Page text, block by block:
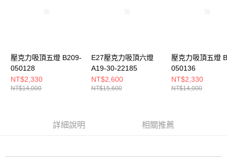
３．未成年的使用者請事先徵得法定代理人或監護人之同意方可使用
「AFTEE先享後付」，若未經同意申辦者引起之損失，本公司不負相關責
任。
４．使用「AFTEE先享後付」時，將依據個別帳號之用戶狀況，依本公司即
時審查核予不同之上限額度；若仍有額度不足之情形，本公司將視審查結果
壓克力吸頂五燈 B209-
050128
NT$2,330
NT$14,000
E27壓克力吸頂六燈
A19-30-22185
NT$2,600
NT$15,600
壓克力吸頂五燈
050136
NT$2,330
NT$14,000
詳細說明 相關推薦